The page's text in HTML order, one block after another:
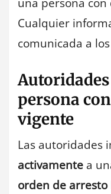
Cualquier
comunicada a
persona
vigente
Las autoridades
activamente a
orden de arresto